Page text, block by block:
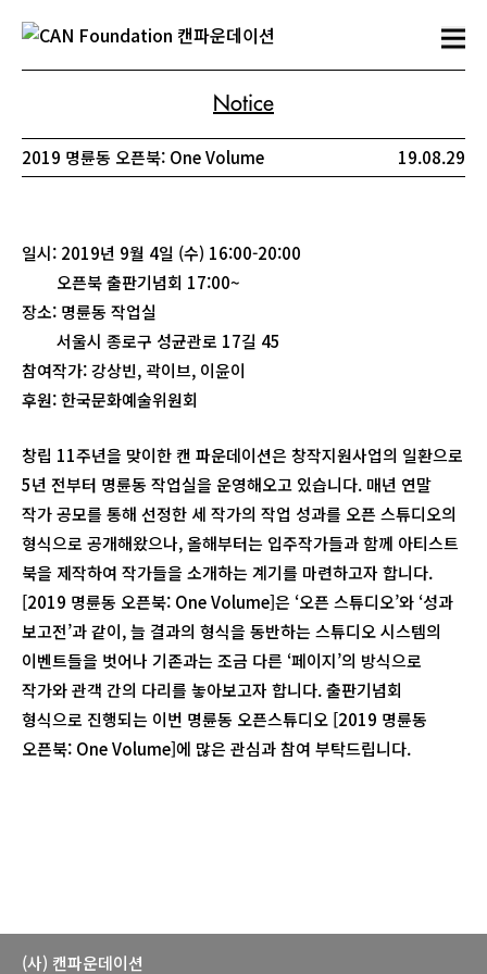
Notice
2019 명륜동 오픈북: One Volume 19.08.29
일시: 2019년 9월 4일 (수) 16:00-20:00
오픈북 출판기념회 17:00~
장소: 명륜동 작업실
서울시 종로구 성균관로 17길 45
참여작가: 강상빈, 곽이브, 이윤이
후원: 한국문화예술위원회
창립 11주년을 맞이한 캔 파운데이션은 창작지원사업의 일환으로
5년 전부터 명륜동 작업실을 운영해오고 있습니다. 매년 연말
작가 공모를 통해 선정한 세 작가의 작업 성과를 오픈 스튜디오의
형식으로 공개해왔으나, 올해부터는 입주작가들과 함께 아티스트
북을 제작하여 작가들을 소개하는 계기를 마련하고자 합니다.
[2019 명륜동 오픈북: One Volume]은 ‘오픈 스튜디오’와 ‘성과
보고전’과 같이, 늘 결과의 형식을 동반하는 스튜디오 시스템의
이벤트들을 벗어나 기존과는 조금 다른 ‘페이지’의 방식으로
작가와 관객 간의 다리를 놓아보고자 합니다. 출판기념회
형식으로 진행되는 이번 명륜동 오픈스튜디오 [2019 명륜동
오픈북: One Volume]에 많은 관심과 참여 부탁드립니다.
(사) 캔파운데이션